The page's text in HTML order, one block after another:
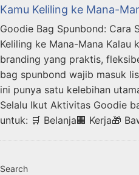
Kamu Keliling ke Mana-
Goodie Bag Spunbond: Cara
Keliling ke Mana-Mana Kalau
branding yang praktis,
bag spunbond wajib masuk
ini punya satu kelebihan
Selalu Ikut Aktivitas Goodie
untuk: 🛒 Belanja🏢 Kerja🎁
Search